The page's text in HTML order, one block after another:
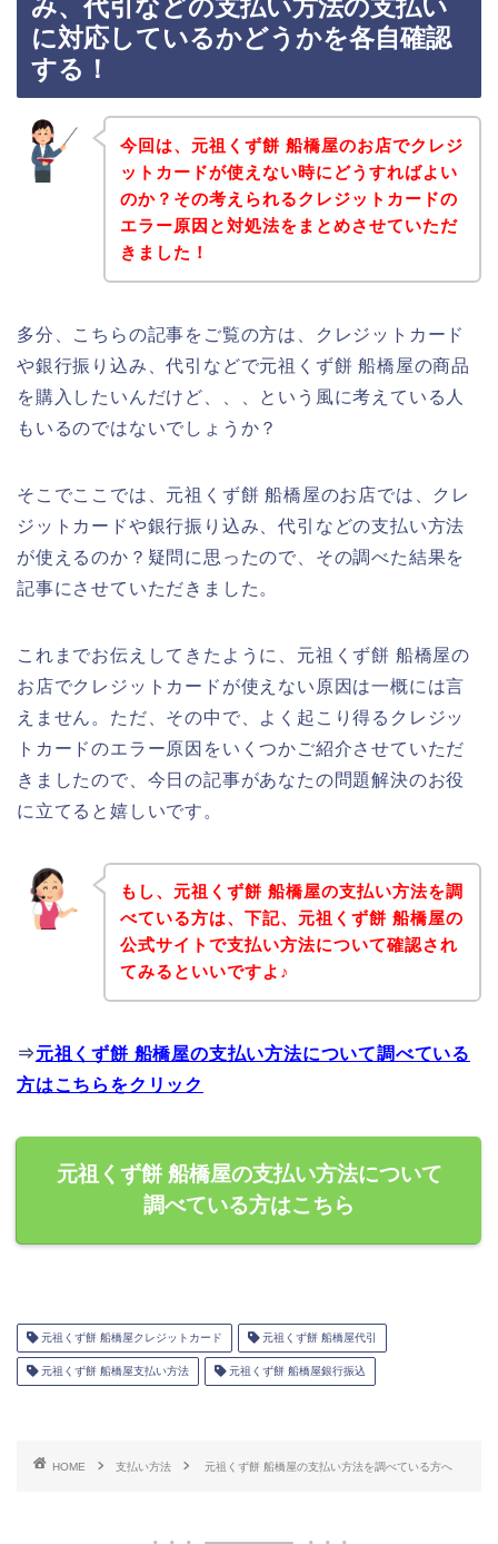
み、代引などの支払い方法の支払い
に対応しているかどうかを各自確認
する！
今回は、元祖くず餅 船橋屋のお店でクレジ
ットカードが使えない時にどうすればよい
のか？その考えられるクレジットカードの
エラー原因と対処法をまとめさせていただ
きました！
多分、こちらの記事をご覧の方は、クレジットカード
や銀行振り込み、代引などで元祖くず餅 船橋屋の商品
を購入したいんだけど、、、という風に考えている人
もいるのではないでしょうか？
そこでここでは、元祖くず餅 船橋屋のお店では、クレ
ジットカードや銀行振り込み、代引などの支払い方法
が使えるのか？疑問に思ったので、その調べた結果を
記事にさせていただきました。
これまでお伝えしてきたように、元祖くず餅 船橋屋の
お店でクレジットカードが使えない原因は一概には言
えません。ただ、その中で、よく起こり得るクレジッ
トカードのエラー原因をいくつかご紹介させていただ
きましたので、今日の記事があなたの問題解決のお役
に立てると嬉しいです。
もし、元祖くず餅 船橋屋の支払い方法を調
べている方は、下記、元祖くず餅 船橋屋の
公式サイトで支払い方法について確認され
てみるといいですよ♪
⇒元祖くず餅 船橋屋の支払い方法について調べている
方はこちらをクリック
元祖くず餅 船橋屋の支払い方法について
調べている方はこちら
元祖くず餅 船橋屋クレジットカード 元祖くず餅 船橋屋代引
元祖くず餅 船橋屋支払い方法 元祖くず餅 船橋屋銀行振込
HOME 支払い方法 元祖くず餅 船橋屋の支払い方法を調べている方へ